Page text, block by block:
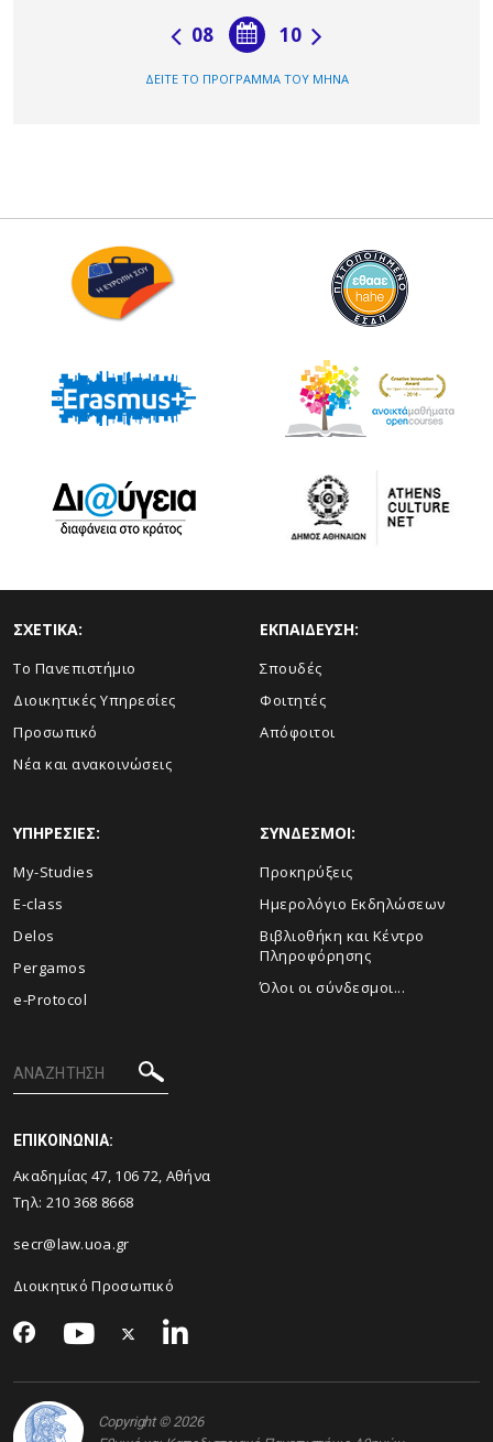
10
08
ΔΕΙΤΕ ΤΟ ΠΡΟΓΡΑΜΜΑ ΤΟΥ ΜΗΝΑ
ΣΧΕΤΙΚΑ:
Το Πανεπιστήμιο
Διοικητικές Υπηρεσίες
Προσωπικό
Νέα και ανακοινώσεις
ΕΚΠΑΙΔΕΥΣΗ:
Σπουδές
Φοιτητές
Απόφοιτοι
ΥΠΗΡΕΣΙΕΣ:
My-Studies
E-class
Delos
Pergamos
e-Protocol
ΣΥΝΔΕΣΜΟΙ:
Προκηρύξεις
Ημερολόγιο Εκδηλώσεων
Βιβλιοθήκη και Κέντρο
Πληροφόρησης
Όλοι οι σύνδεσμοι...
ΕΠΙΚΟΙΝΩΝΙΑ:
Ακαδημίας 47, 106 72, Αθήνα
Τηλ: 210 368 8668
secr@law.uoa.gr
Διοικητικό Προσωπικό
Copyright © 2026